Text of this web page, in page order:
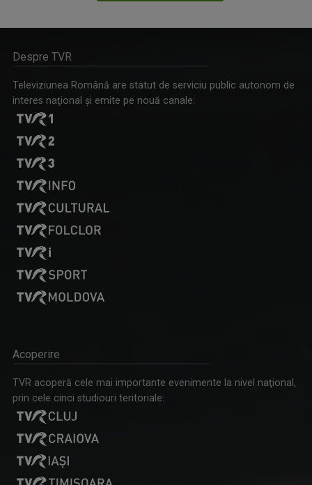
Despre TVR
Televiziunea Română are statut de serviciu public autonom de
interes naţional şi emite pe nouă canale:
Acoperire
TVR acoperă cele mai importante evenimente la nivel naţional,
prin cele cinci studiouri teritoriale: